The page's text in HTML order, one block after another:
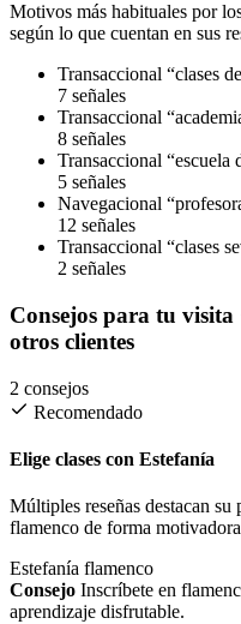
Motivos más habituales por
según lo que cuentan en sus
Transaccional “clases
7 señales
Transaccional
8 señales
Transaccional “escuela
5 señales
Navegacional
12 señales
Transaccional “clases
2 señales
Consejos para tu visita
otros clientes
2 consejos
Recomendado
Elige clases con Estefanía
Múltiples reseñas destacan
flamenco de forma
Estefanía flamenco
Consejo Inscríbete en
aprendizaje disfrutable.